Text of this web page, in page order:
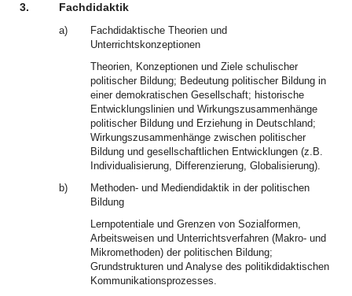
3. Fachdidaktik
a)
Fachdidaktische Theorien und
Unterrichtskonzeptionen
Theorien, Konzeptionen und Ziele schulischer
politischer Bildung; Bedeutung politischer Bildung in
einer demokratischen Gesellschaft; historische
Entwicklungslinien und Wirkungszusammenhänge
politischer Bildung und Erziehung in Deutschland;
Wirkungszusammenhänge zwischen politischer
Bildung und gesellschaftlichen Entwicklungen (z.B.
Individualisierung, Differenzierung, Globalisierung).
b)
Methoden- und Mediendidaktik in der politischen
Bildung
Lernpotentiale und Grenzen von Sozialformen,
Arbeitsweisen und Unterrichtsverfahren (Makro- und
Mikromethoden) der politischen Bildung;
Grundstrukturen und Analyse des politikdidaktischen
Kommunikationsprozesses.